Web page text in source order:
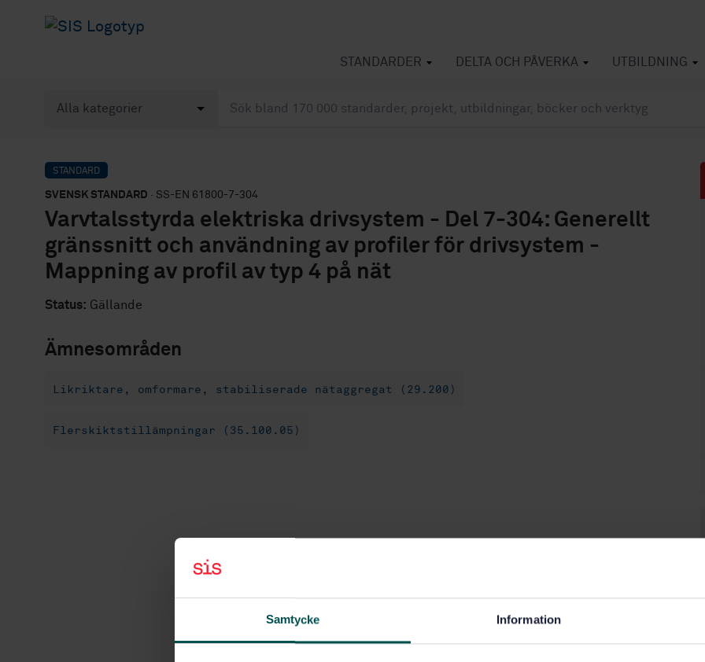
Samtycke Information
STANDARDER DELTA OCH PÅVERKA UTBILDNING
STANDARD
SVENSK STANDARD · SS-EN 61800-7-304
Varvtalsstyrda elektriska drivsystem - Del 7-304: Generellt
gränssnitt och användning av profiler för drivsystem -
Mappning av profil av typ 4 på nät
Status: Gällande
Ämnesområden
Likriktare, omformare, stabiliserade nätaggregat (29.200)
Flerskiktstillämpningar (35.100.05)